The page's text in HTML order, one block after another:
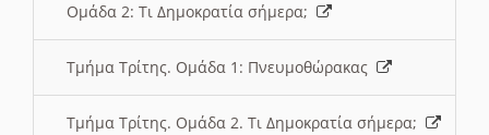
Ομάδα 2: Τι Δημοκρατία σήμερα;
Τμήμα Τρίτης. Ομάδα 1: Πνευμοθώρακας
Τμήμα Τρίτης. Ομάδα 2. Τι Δημοκρατία σήμερα;